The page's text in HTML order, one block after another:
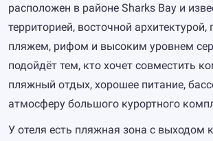
расположен в районе Sharks Bay и
территорией, восточной
пляжем, рифом и высоким уровнем
подойдёт тем, кто хочет совместить
пляжный отдых, хорошее питание,
атмосферу большого курортного
У отеля есть пляжная зона с выходом